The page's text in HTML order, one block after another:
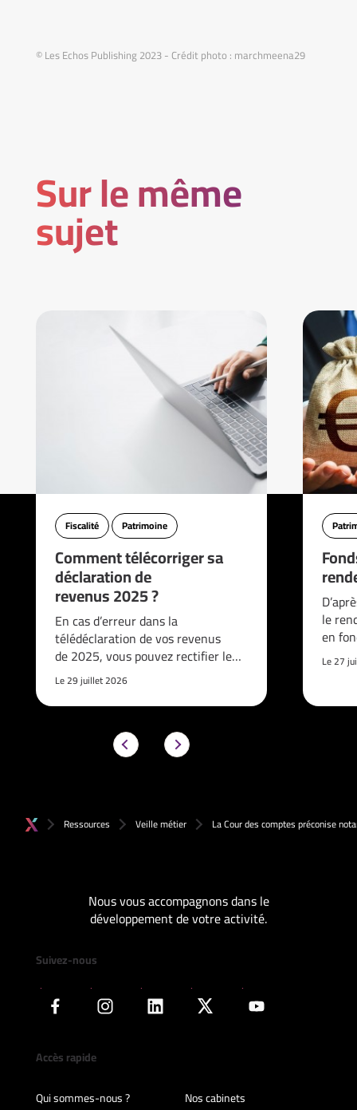
© Les Echos Publishing 2023 - Crédit photo : marchmeena29
Sur le même
sujet
Fiscalité Patrimoine
Comment télécorriger sa
déclaration de
revenus 2025 ?
En cas d’erreur dans la
télédéclaration de vos revenus
de 2025, vous pouvez rectifier le…
Le 29 juillet 2026
le
en
Le 27
Ressources Veille métier La Cour des comptes préconise
Nous vous accompagnons dans le
développement de votre activité.
Suivez-nous
Accès rapide
Qui sommes-nous ?
Nos cabinets